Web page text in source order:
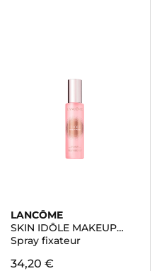
LANCÔME
SKIN IDÔLE MAKEUP
MAGNET
Spray fixateur
34,20 €